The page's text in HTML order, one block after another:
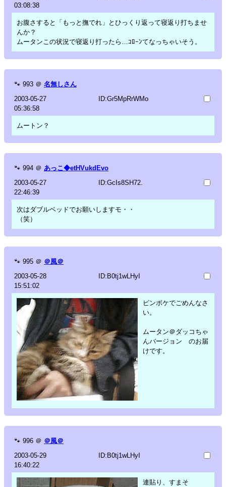
03:08:38
お腹さすると「もっと撫でれ」とひっくり返って寝返り打ちませ
んか？
ムータンこの状況で寝返り打ったら…ｺﾛｰﾝてなっちゃいそう。
🐾 993 ＠ 名無しさん
2003-05-27
05:36:58
ID:Gr5MpRrWMo
ムートン？
🐾 994 ＠ あっこ◆etHVukdEvo
2003-05-27
22:46:39
ID:GcIs8SH72.
次はダブルベッドでお願いしますモ・・
（笑）
🐾 995 ＠ ＠風＠
2003-05-28
15:51:02
ID:B0tj1wLHyI
ピンボケでごめんなさ
い。
ムータン＠ダッコちゃ
んバージョン のお届
けです。
🐾 996 ＠ ＠風＠
2003-05-29
16:40:22
ID:B0tj1wLHyI
連貼り、すまそ